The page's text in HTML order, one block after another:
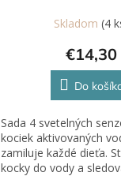
Skladom (4
€14,30
Do
Sada 4 svetelných
kociek aktivovaných
zamiluje každé dieťa.
kocky do vody a